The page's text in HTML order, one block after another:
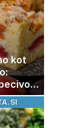
kot